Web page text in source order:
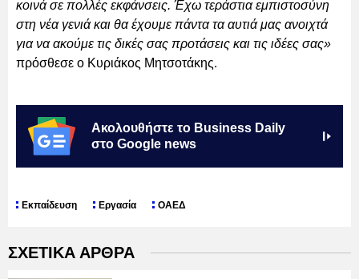
κοινά σε πολλές εκφάνσεις. Έχω τεράστια εμπιστοσύνη
στη νέα γενιά και θα έχουμε πάντα τα αυτιά μας ανοιχτά
για να ακούμε τις δικές σας προτάσεις και τις ιδέες σας»
πρόσθεσε ο Κυριάκος Μητσοτάκης.
Ακολουθήστε το Business Daily
στο Google news
Εκπαίδευση Εργασία ΟΑΕΔ
ΣΧΕΤΙΚΑ ΑΡΘΡΑ